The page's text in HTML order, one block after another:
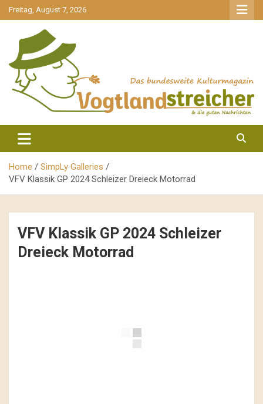
gehe
zum
Freitag, August 7, 2026
Vogtlandstreicher
Home
SimpLy Galleries
VFV Klassik GP 2024 Schleizer Dreieck Motorrad
VFV Klassik GP 2024 Schleizer
Dreieck Motorrad